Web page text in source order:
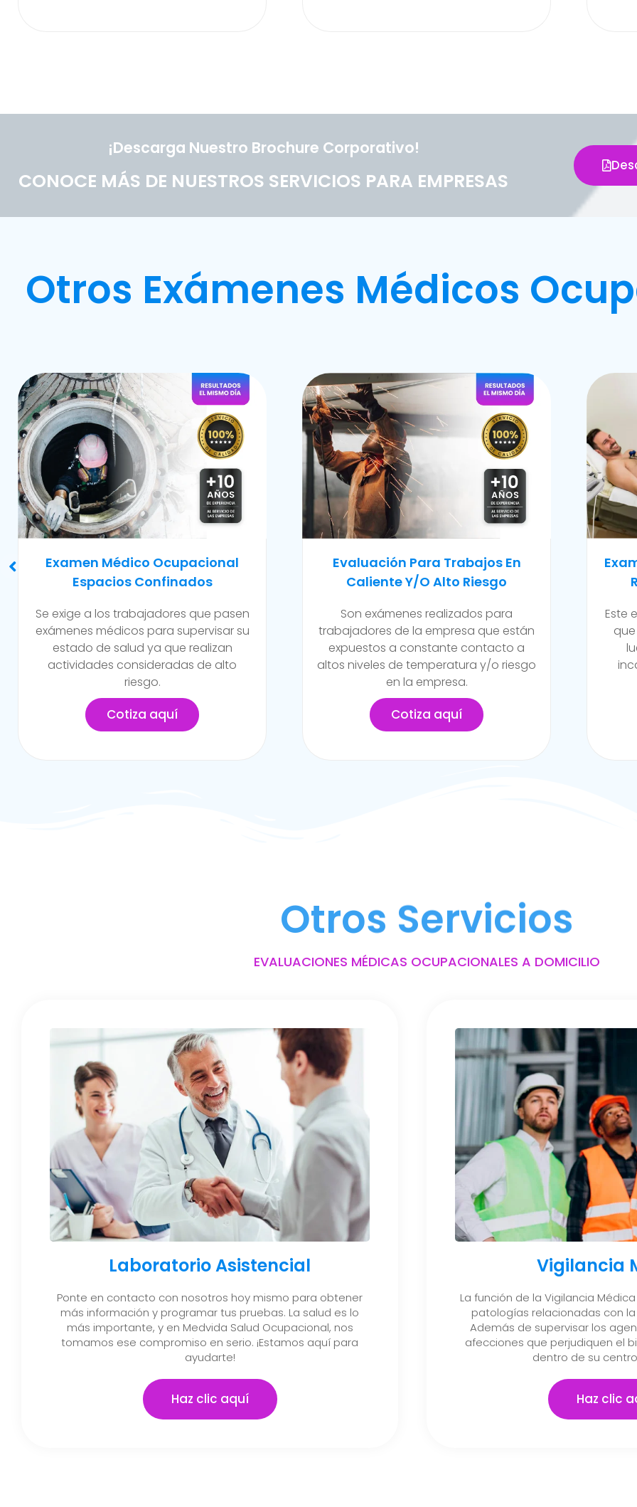
¡Descarga Nuestro Brochure Corporativo!
CONOCE MÁS DE NUESTROS SERVICIOS PARA EMPRESAS
Otros Exámenes Médicos
Evaluación Para Trabajos En
Caliente Y/o Alto Riesgo
Son exámenes realizados para
trabajadores de la empresa que están
expuestos a constante contacto a
altos niveles de temperatura y/o riesgo
en la empresa.
Cotiza aquí
Examen Médico Ocupacional De
Reincorporación Laboral
Este examen se realiza al colaborador
que se incorpora a la organización
luego de haber sufrido alguna
incapacidad temporal propia del
trabajo.
Cotiza aquí
Se
de
Otros Servicios
EVALUACIONES MÉDICAS OCUPACIONALES A DOMICILIO
Laboratorio Asistencial
Ponte en contacto con nosotros hoy mismo para obtener
más información y programar tus pruebas. La salud es lo
más importante, y en Medvida Salud Ocupacional, nos
tomamos ese compromiso en serio. ¡Estamos aquí para
ayudarte!
Haz clic aquí
Vigilancia
La función de la Vigilancia
patologías relacionadas con
Además de supervisar los
afecciones que perjudiquen el
dentro de su
Haz clic